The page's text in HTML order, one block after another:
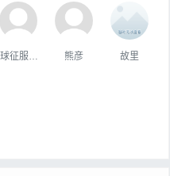
熊彦 故里